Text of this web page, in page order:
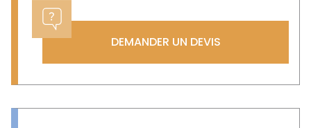
DEMANDER UN DEVIS